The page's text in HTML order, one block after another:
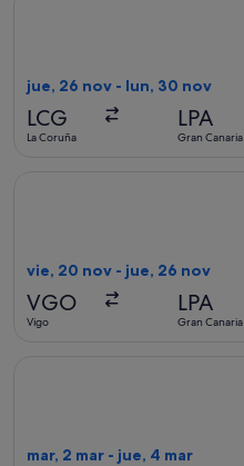
jue, 26 nov - lun, 30 nov
LCG
La Coruña
LPA
Gran Canaria
vie, 20 nov - jue, 26 nov
VGO
Vigo
LPA
Gran Canaria
mar, 2 mar - jue, 4 mar